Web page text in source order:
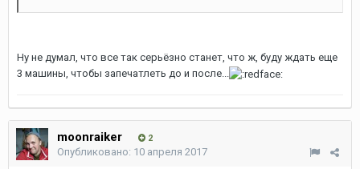
Ну не думал, что все так серьёзно станет, что ж, буду ждать еще
3 машины, чтобы запечатлеть до и после...
moonraiker 2
Опубликовано: 10 апреля 2017